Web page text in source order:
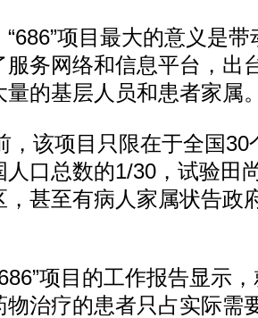
项目最大的意义是带
服务网络和信息平台，出
量的基层人员和患者家属
该项目只限在于全国30
人口总数的1/30，试验田
，甚至有病人家属状告政
项目的工作报告显示，
物治疗的患者只占实际需